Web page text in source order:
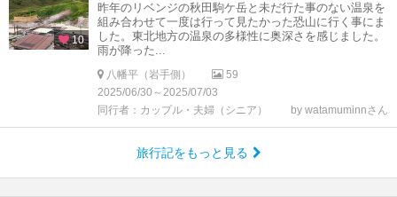
10
昨年のリベンジの秋田駒ケ岳と未だ行た事のない温泉を
組み合わせて一度は行って見たかった恐山に行く事にま
した。東北地方の温泉の多様性に奥深さを感じました。
雨が降った...
八幡平（岩手側）
59
2025/06/30～2025/07/03
同行者：カップル・夫婦（シニア）
by watamuminnさん
旅行記をもっと見る